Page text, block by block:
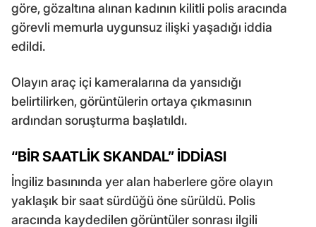
göre, gözaltına alınan kadının kilitli polis aracında
görevli memurla uygunsuz ilişki yaşadığı iddia
edildi.
Olayın araç içi kameralarına da yansıdığı
belirtilirken, görüntülerin ortaya çıkmasının
ardından soruşturma başlatıldı.
“BİR SAATLİK SKANDAL” İDDİASI
İngiliz basınında yer alan haberlere göre olayın
yaklaşık bir saat sürdüğü öne sürüldü. Polis
aracında kaydedilen görüntüler sonrası ilgili